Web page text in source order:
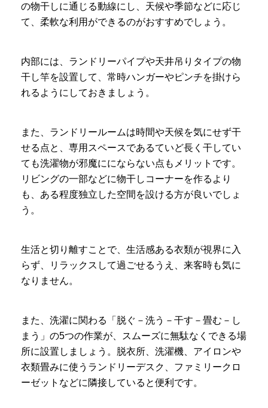
の物干しに通じる動線にし、天候や季節などに応じ
て、柔軟な利用ができるのがおすすめでしょう。
内部には、ランドリーパイプや天井吊りタイプの物
干し竿を設置して、常時ハンガーやピンチを掛けら
れるようにしておきましょう。
また、ランドリールームは時間や天候を気にせず干
せる点と、専用スペースであるていど長く干してい
ても洗濯物が邪魔ににならない点もメリットです。
リビングの一部などに物干しコーナーを作るより
も、ある程度独立した空間を設ける方が良いでしょ
う。
生活と切り離すことで、生活感ある衣類が視界に入
らず、リラックスして過ごせるうえ、来客時も気に
なりません。
また、洗濯に関わる「脱ぐ－洗う－干す－畳む－し
まう」の5つの作業が、スムーズに無駄なくできる場
所に設置しましょう。脱衣所、洗濯機、アイロンや
衣類畳みに使うランドリーデスク、ファミリークロ
ーゼットなどに隣接していると便利です。